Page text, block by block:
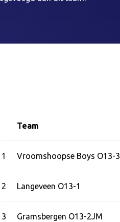
Team
1 Vroomshoopse Boys O13-3
2 Langeveen O13-1
3 Gramsbergen O13-2JM